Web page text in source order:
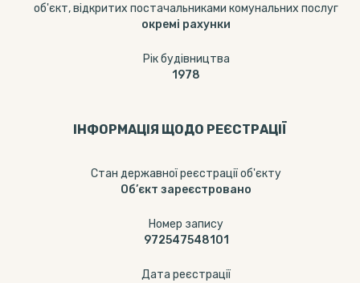
об'єкт, відкритих постачальниками комунальних послуг
окремі рахунки
Рік будівництва
1978
ІНФОРМАЦІЯ ЩОДО РЕЄСТРАЦІЇ
Стан державної реєстрації об'єкту
Об’єкт зареєстровано
Номер запису
972547548101
Дата реєстрації